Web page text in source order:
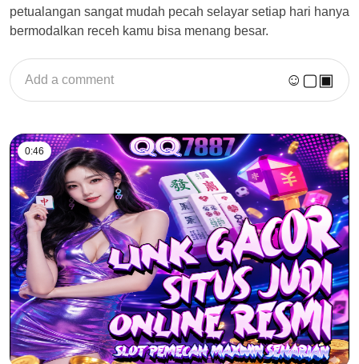
petualangan sangat mudah pecah selayar setiap hari hanya
bermodalkan receh kamu bisa menang besar.
Add a comment ☺ ▢▣
0:46